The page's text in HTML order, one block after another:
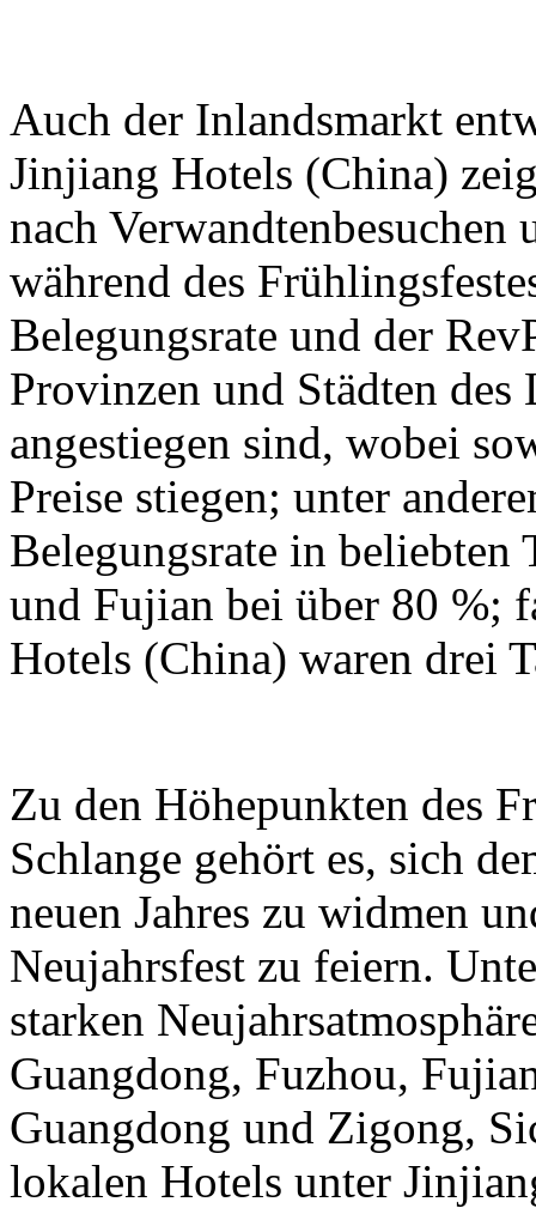
Auch der Inlandsmarkt
Jinjiang Hotels (China)
nach Verwandtenbesuchen
während des
Belegungsrate und der
Provinzen und Städten
angestiegen sind, wobei
Preise stiegen; unter
Belegungsrate in
und Fujian bei über 80 %;
Hotels (China) waren drei
Zu den Höhepunkten des
Schlange gehört es, sich
neuen Jahres zu widmen
Neujahrsfest zu feiern.
starken
Guangdong, Fuzhou,
Guangdong und Zigong,
lokalen Hotels unter